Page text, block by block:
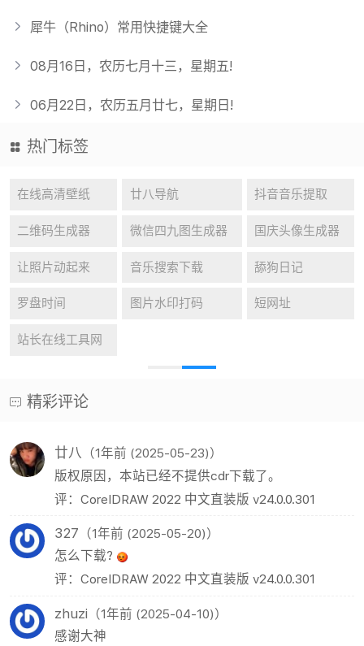
犀牛（Rhino）常用快捷键大全
08月16日，农历七月十三，星期五!
06月22日，农历五月廿七，星期日!
热门标签
在线高清壁纸 廿八导航 抖音音乐提取
二维码生成器 微信四九图生成器 国庆头像生成器
让照片动起来 音乐搜索下载 舔狗日记
罗盘时间 图片水印打码 短网址
站长在线工具网
精彩评论
廿八 （1年前 (2025-05-23)）
版权原因，本站已经不提供cdr下载了。
评：CorelDRAW 2022 中文直装版 v24.0.0.301
327 （1年前 (2025-05-20)）
怎么下载?
评：CorelDRAW 2022 中文直装版 v24.0.0.301
zhuzi （1年前 (2025-04-10)）
感谢大神